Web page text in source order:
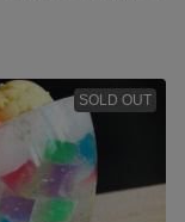
SOLD OUT